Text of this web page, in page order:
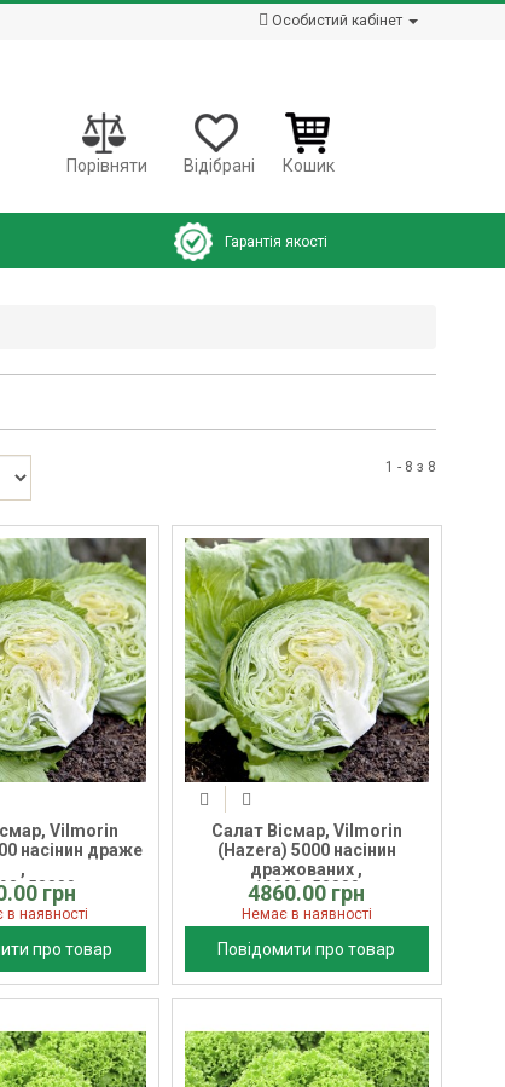
Особистий кабінет
Порівняти Відібрані Кошик
Гарантія якості
1 - 8 з 8
Vilmorin
насінин драже
,
грн
в наявності
про товар
Салат Вісмар, Vilmorin
(Hazera) 5000 насінин
дражованих ,
16092_53880
4860.00 грн
Немає в наявності
Повідомити про товар